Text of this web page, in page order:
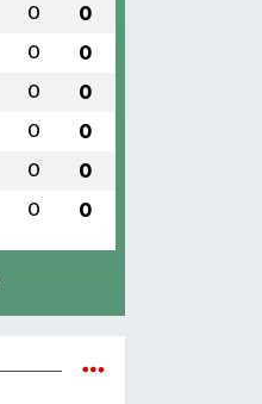
0 0
0 0
0 0
0 0
0 0
0 0